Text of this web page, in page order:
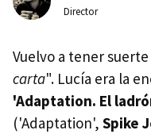
Director
Vuelvo a tener
carta". Lucía era la
'Adaptation. El
('Adaptation', Spike